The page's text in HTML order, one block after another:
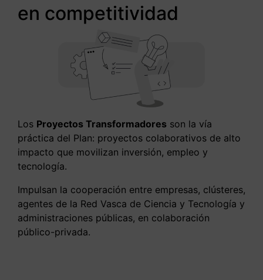
en competitividad
Los Proyectos Transformadores son la vía
práctica del Plan: proyectos colaborativos de alto
impacto que movilizan inversión, empleo y
tecnología.
Impulsan la cooperación entre empresas, clústeres,
agentes de la Red Vasca de Ciencia y Tecnología y
administraciones públicas, en colaboración
público-privada.